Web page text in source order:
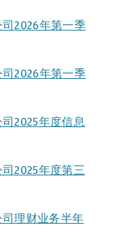
2026年第一季
2026年第一季
2025年度信息
2025年度第三
理财业务半年